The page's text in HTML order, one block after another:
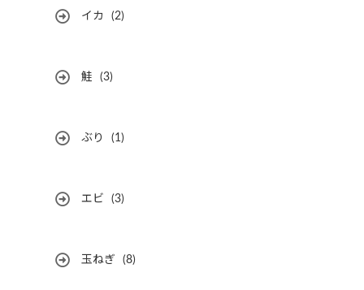
イカ (2)
鮭 (3)
ぶり (1)
エビ (3)
玉ねぎ (8)